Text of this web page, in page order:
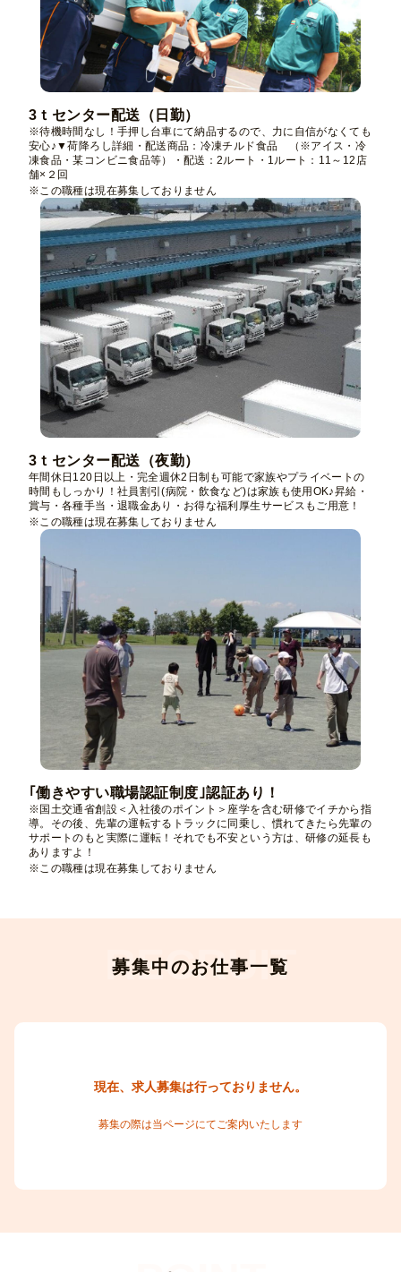
3ｔセンター配送（日勤）
※待機時間なし！手押し台車にて納品するので、力に自信がなくても
安心♪▼荷降ろし詳細・配送商品：冷凍チルド食品　（※アイス・冷
凍食品・某コンビニ食品等）・配送：2ルート・1ルート：11～12店
舗×２回
※この職種は現在募集しておりません
3ｔセンター配送（夜勤）
年間休日120日以上・完全週休2日制も可能で家族やプライベートの
時間もしっかり！社員割引(病院・飲食など)は家族も使用OK♪昇給・
賞与・各種手当・退職金あり・お得な福利厚生サービスもご用意！
※この職種は現在募集しておりません
｢働きやすい職場認証制度｣認証あり！
※国土交通省創設＜入社後のポイント＞座学を含む研修でイチから指
導。その後、先輩の運転するトラックに同乗し、慣れてきたら先輩の
サポートのもと実際に運転！それでも不安という方は、研修の延長も
ありますよ！
※この職種は現在募集しておりません
募集中のお仕事一覧
現在、求人募集は行っておりません。
募集の際は当ページにてご案内いたします